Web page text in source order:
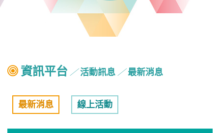
資訊平台 ╱ 活動訊息 ╱ 最新消息
最新消息 線上活動